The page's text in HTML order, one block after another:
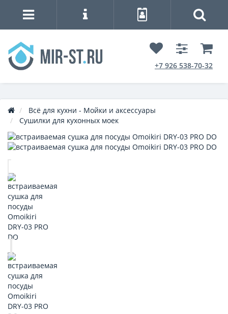
+7 926 538-70-32
Всё для кухни - Мойки и аксессуары
Сушилки для кухонных моек